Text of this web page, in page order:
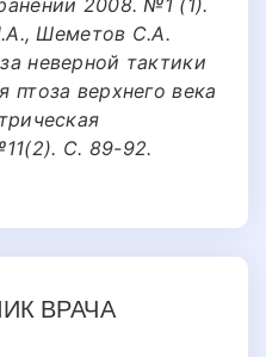
Шеметов С.А.
неверной тактики
птоза верхнего века
С. 89-92.
ВРАЧА